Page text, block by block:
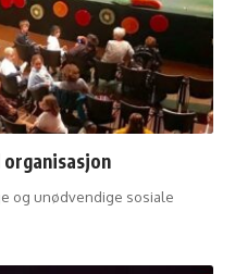
organisasjon
og unødvendige sosiale